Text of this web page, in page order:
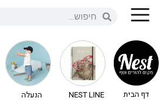
דף הבית NEST LINE הנעלה